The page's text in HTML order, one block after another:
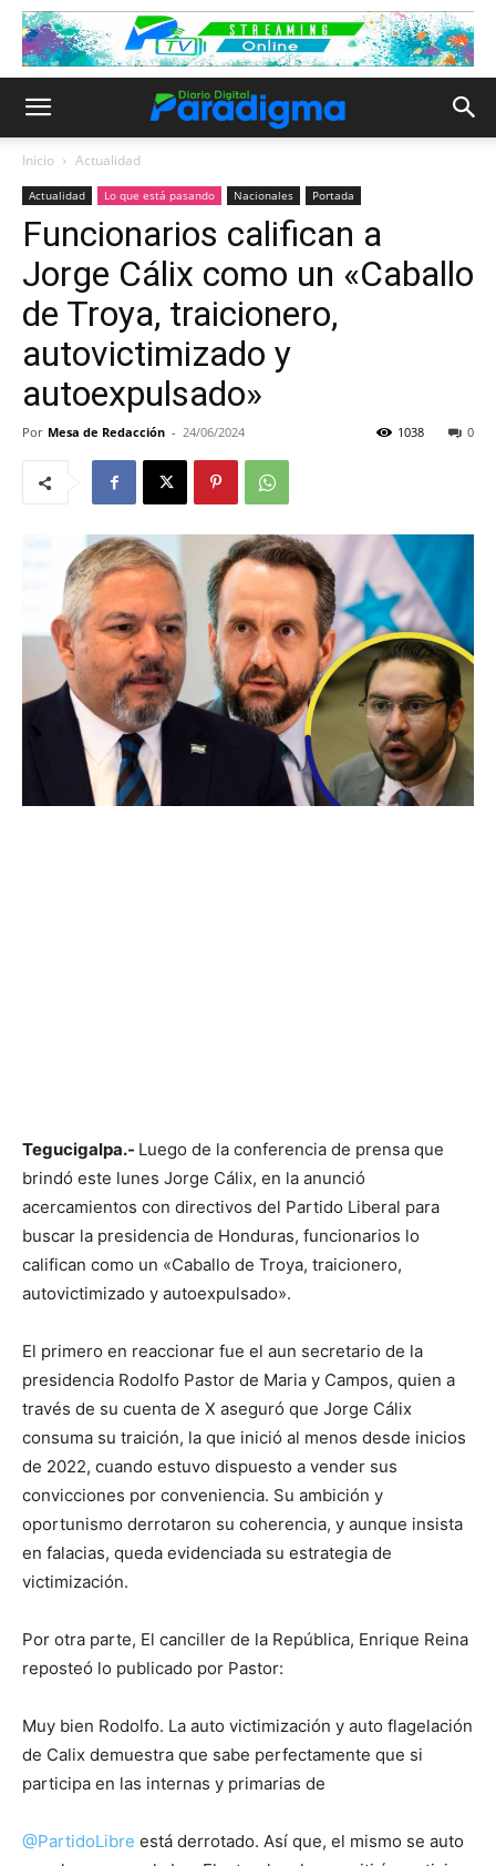
Inicio Actualidad
Actualidad Lo que está pasando Nacionales Portada
Funcionarios califican a
Jorge Cálix como un «Caballo
de Troya, traicionero,
autovictimizado y
autoexpulsado»
Por Mesa de Redacción - 24/06/2024 0
1038
Tegucigalpa.- Luego de la conferencia de prensa que
brindó este lunes Jorge Cálix, en la anunció
acercamientos con directivos del Partido Liberal para
buscar la presidencia de Honduras, funcionarios lo
califican como un «Caballo de Troya, traicionero,
autovictimizado y autoexpulsado».
El primero en reaccionar fue el aun secretario de la
presidencia Rodolfo Pastor de Maria y Campos, quien a
través de su cuenta de X aseguró que Jorge Cálix
consuma su traición, la que inició al menos desde inicios
de 2022, cuando estuvo dispuesto a vender sus
convicciones por conveniencia. Su ambición y
oportunismo derrotaron su coherencia, y aunque insista
en falacias, queda evidenciada su estrategia de
victimización.
Por otra parte, El canciller de la República, Enrique Reina
reposteó lo publicado por Pastor:
Muy bien Rodolfo. La auto victimización y auto flagelación
de Calix demuestra que sabe perfectamente que si
participa en las internas y primarias de
@PartidoLibre está derrotado. Así que, el mismo se auto